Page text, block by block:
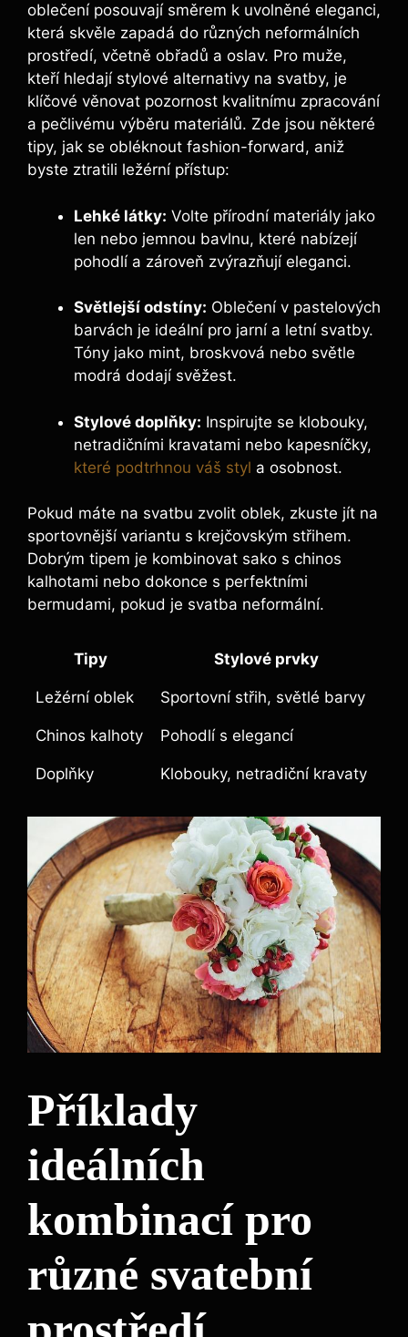
oblečení posouvají směrem k uvolněné eleganci,
která skvěle zapadá do různých neformálních
prostředí, včetně obřadů a oslav. Pro muže,
kteří hledají stylové alternativy na svatby, je
klíčové věnovat pozornost kvalitnímu​ zpracování
a pečlivému výběru materiálů. Zde jsou některé
tipy, jak se obléknout fashion-forward, aniž
byste ztratili ležérní přístup:
Lehké látky: Volte​ přírodní materiály jako
len nebo jemnou bavlnu, které nabízejí
pohodlí a zároveň ⁣zvýrazňují eleganci.
Světlejší odstíny: Oblečení v pastelových
barvách je ideální ​pro jarní a letní svatby.
Tóny jako mint, broskvová nebo světle
modrá dodají svěžest.
Stylové doplňky: Inspirujte se klobouky,
netradičními kravatami nebo kapesníčky,
které podtrhnou váš styl a osobnost.
Pokud​ máte na svatbu zvolit oblek, zkuste jít na
sportovnější variantu s krejčovským střihem.
Dobrým tipem je kombinovat‍ sako s chinos
kalhotami‌ nebo dokonce s perfektními
bermudami, ⁤pokud je⁤ svatba neformální.
Tipy Stylové ⁣prvky
Ležérní oblek Sportovní střih, světlé barvy
Chinos kalhoty Pohodlí s elegancí
Doplňky Klobouky,‌ netradiční kravaty
Příklady
ideálních
‌kombinací pro
různé svatební